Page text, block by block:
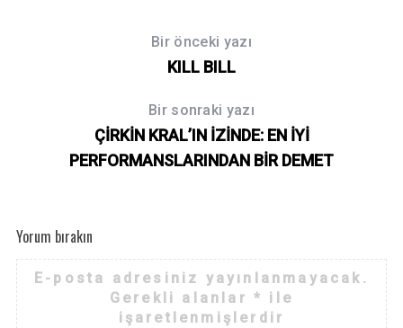
Bir önceki yazı
KILL BILL
Bir sonraki yazı
ÇİRKİN KRAL’IN İZİNDE: EN İYİ
PERFORMANSLARINDAN BİR DEMET
Yorum bırakın
E-posta adresiniz yayınlanmayacak.
Gerekli alanlar* ile
işaretlenmişlerdir